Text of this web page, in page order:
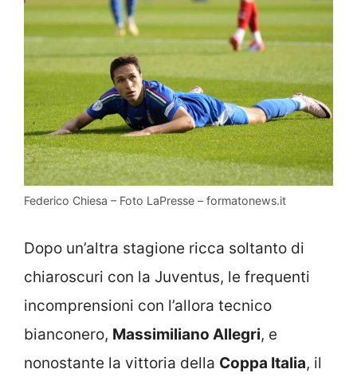
Federico Chiesa – Foto LaPresse – formatonews.it
Dopo un’altra stagione ricca soltanto di
chiaroscuri con la Juventus, le frequenti
incomprensioni con l’allora tecnico
bianconero, Massimiliano Allegri, e
nonostante la vittoria della Coppa Italia, il